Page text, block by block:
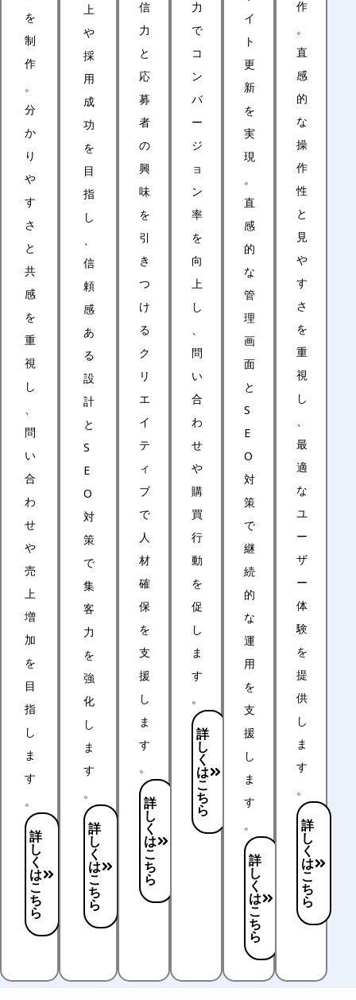
を
制
作
。
分
か
り
や
す
さ
と
共
感
を
重
視
し
、
問
い
合
わ
せ
や
売
上
増
加
を
目
指
し
ま
す
。
詳
し
く
は
こ
ち
ら
上
や
採
用
成
功
を
目
指
し
、
信
頼
感
あ
る
設
計
と
S
E
O
対
策
で
集
客
力
を
強
化
し
ま
す
。
詳
し
く
は
こ
ち
ら
信
力
と
応
募
者
の
興
味
を
引
き
つ
け
る
ク
リ
エ
イ
テ
ィ
ブ
で
人
材
確
保
を
支
援
し
ま
す
。
詳
し
く
は
こ
ち
ら
力
で
コ
ン
バ
ー
ジ
ョ
ン
率
を
向
上
し
、
問
い
合
わ
せ
や
購
買
行
動
を
促
し
ま
す
。
詳
し
く
は
こ
ち
ら
イ
ト
更
新
を
実
現
。
直
感
的
な
管
理
画
面
と
S
E
O
対
策
で
継
続
的
な
運
用
を
支
援
し
ま
す
。
詳
し
く
は
こ
ち
ら
作
。
直
感
的
な
操
作
性
と
見
や
す
さ
を
重
視
し
、
最
適
な
ユ
ー
ザ
ー
体
験
を
提
供
し
ま
す
。
詳
し
く
は
こ
ち
ら